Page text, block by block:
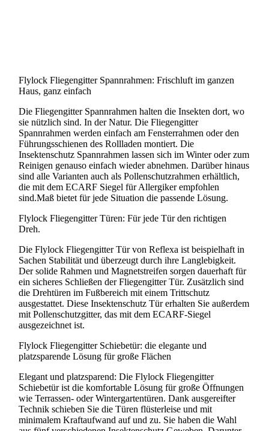
Flylock Fliegengitter Spannrahmen: Frischluft im ganzen
Haus, ganz einfach
Die Fliegengitter Spannrahmen halten die Insekten dort, wo
sie nützlich sind. In der Natur. Die Fliegengitter
Spannrahmen werden einfach am Fensterrahmen oder den
Führungsschienen des Rollladen montiert. Die
Insektenschutz Spannrahmen lassen sich im Winter oder zum
Reinigen genauso einfach wieder abnehmen. Darüber hinaus
sind alle Varianten auch als Pollenschutzrahmen erhältlich,
die mit dem ECARF Siegel für Allergiker empfohlen
sind.Maß bietet für jede Situation die passende Lösung.
Flylock Fliegengitter Türen: Für jede Tür den richtigen
Dreh.
Die Flylock Fliegengitter Tür von Reflexa ist beispielhaft in
Sachen Stabilität und überzeugt durch ihre Langlebigkeit.
Der solide Rahmen und Magnetstreifen sorgen dauerhaft für
ein sicheres Schließen der Fliegengitter Tür. Zusätzlich sind
die Drehtüren im Fußbereich mit einem Trittschutz
ausgestattet. Diese Insektenschutz Tür erhalten Sie außerdem
mit Pollenschutzgitter, das mit dem ECARF-Siegel
ausgezeichnet ist.
Flylock Fliegengitter Schiebetür: die elegante und
platzsparende Lösung für große Flächen
Elegant und platzsparend: Die Flylock Fliegengitter
Schiebetür ist die komfortable Lösung für große Öffnungen
wie Terrassen- oder Wintergartentüren. Dank ausgereifter
Technik schieben Sie die Türen flüsterleise und mit
minimalem Kraftaufwand auf und zu. Sie haben die Wahl